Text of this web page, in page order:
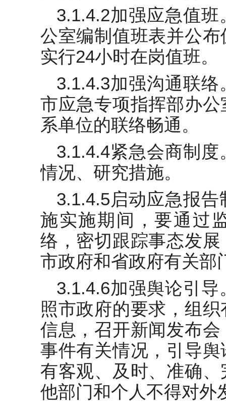
3.1.4.2加强应急值
公室编制值班表并公
实行24小时在岗值班。
3.1.4.3加强沟通联
市应急专项指挥部办
系单位的联络畅通。
3.1.4.4紧急会商制
情况、研究措施。
3.1.4.5启动应急报
施实施期间，要通过
络，密切跟踪事态发
市政府和省政府有关部
3.1.4.6加强舆论引
照市政府的要求，组
信息，召开新闻发布
事件有关情况，引导
有客观、及时、准确
他部门和个人不得对外